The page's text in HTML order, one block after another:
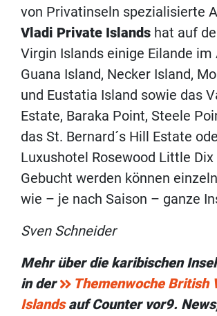
von Privatinseln spezialisierte
Vladi Private Islands hat auf
Virgin Islands einige Eilande im
Guana Island, Necker Island,
und Eustatia Island sowie das
Estate, Baraka Point, Steele
das St. Bernard´s Hill Estate
Luxushotel Rosewood Little Dix
Gebucht werden können
wie – je nach Saison – ganze
Sven Schneider
Mehr über die karibischen
in der
Themenwoche British
Islandsauf Counter vor9.